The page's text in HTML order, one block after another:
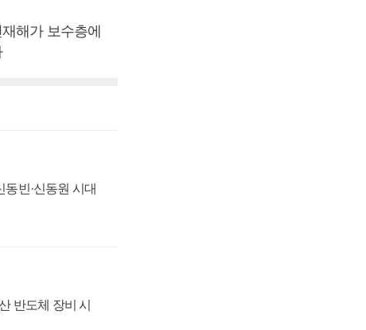
해가 보수층에
동빈·신동원 시대
반도체 장비 시